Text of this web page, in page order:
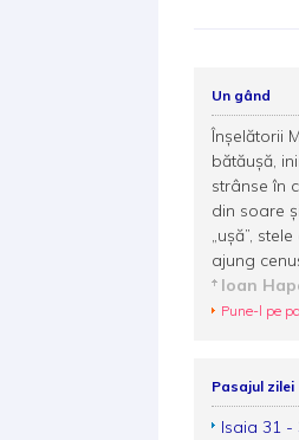
Un gând
Înșelătorii
bătăușă,
strânse în
din soare
„ușă”,
ajung
Ioan
Pune-l pe
Pasajul zilei
Isaia 31 -